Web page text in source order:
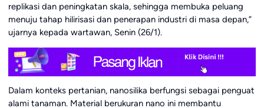
replikasi dan peningkatan skala, sehingga membuka peluang
menuju tahap hilirisasi dan penerapan industri di masa depan,”
ujarnya kepada wartawan, Senin (26/1).
Dalam konteks pertanian, nanosilika berfungsi sebagai penguat
alami tanaman. Material berukuran nano ini membantu